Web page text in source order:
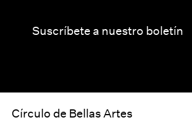
Suscríbete a nuestro boletín
Círculo de Bellas Artes